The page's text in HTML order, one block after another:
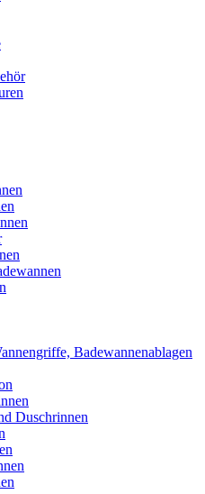
Badewannenablagen
Duschrinnen